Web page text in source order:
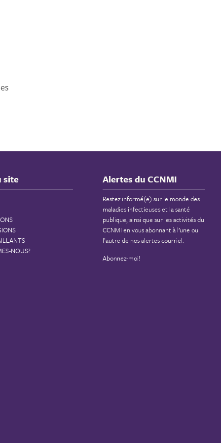
site
NOUS?
Alertes du CCNMI
Restez informé(e) sur le monde des
maladies infectieuses et la santé
publique, ainsi que sur les activités du
CCNMI en vous abonnant à l’une ou
l’autre de nos alertes courriel.
Abonnez-moi!